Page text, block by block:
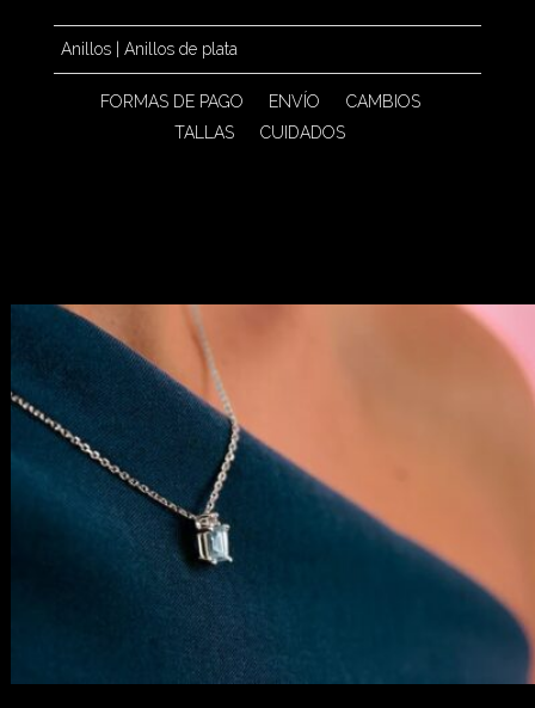
Anillos| Anillos de plata
FORMAS DE PAGO ENVÍO
CAMBIOS
TALLAS
CUIDADOS